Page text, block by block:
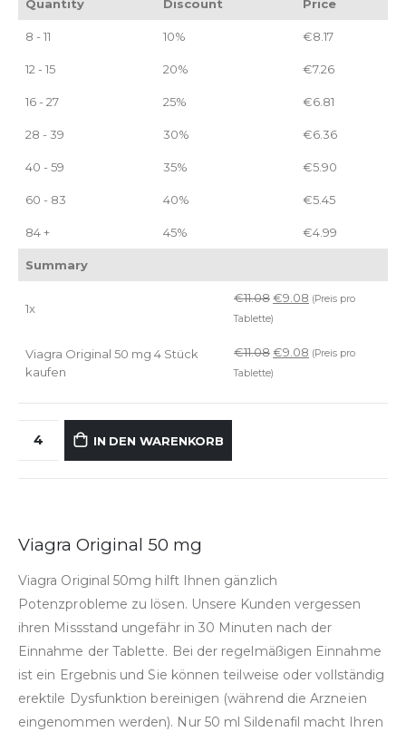
Quantity Discount Price
8 - 11 10% €8.17
12 - 15 20% €7.26
16 - 27 25% €6.81
28 - 39 30% €6.36
40 - 59 35% €5.90
60 - 83 40% €5.45
84 + 45% €4.99
Summary
1x
€11.08€9.08 (Preis pro
Tablette)
Viagra Original 50 mg 4 Stück
kaufen
€11.08€9.08 (Preis pro
Tablette)
IN DEN WARENKORB
Viagra Original 50 mg
Viagra Original 50mg hilft Ihnen gänzlich
Potenzprobleme zu lösen. Unsere Kunden vergessen
ihren Missstand ungefähr in 30 Minuten nach der
Einnahme der Tablette. Bei der regelmäßigen Einnahme
ist ein Ergebnis und Sie können teilweise oder vollständig
erektile Dysfunktion bereinigen (während die Arzneien
eingenommen werden). Nur 50 ml Sildenafil macht Ihren